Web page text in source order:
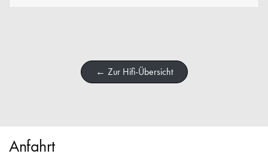
← Zur Hifi-Übersicht
Anfahrt